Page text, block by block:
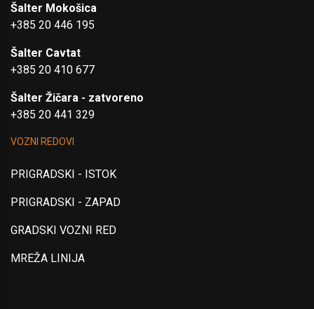
Šalter Mokošica
+385 20 446 195
Šalter Cavtat
+385 20 410 677
Šalter Žičara - zatvoreno
+385 20 441 329
VOZNI REDOVI
PRIGRADSKI - ISTOK
PRIGRADSKI - ZAPAD
GRADSKI VOZNI RED
MREŽA LINIJA